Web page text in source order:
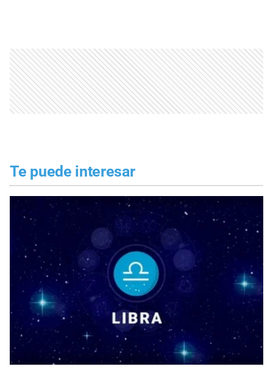
Te puede interesar